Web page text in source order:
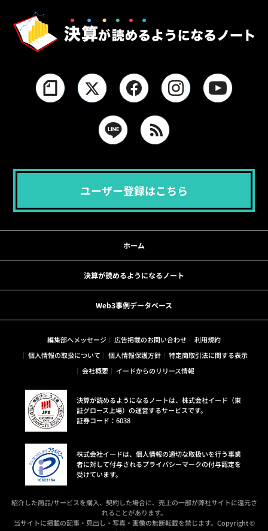
ユーザー登録はこちら
ホーム
決算が読めるようになるノート
Web3事例データベース
編集部へメッセージ 広告掲載のお問い合わせ
利用規約
個人情報の取扱について
個人情報保護方針
特定商取引法に関する表示
会社概要
イードからのリリース情報
決算が読めるようになるノートは、株式会社イード（東
証グロース上場）の運営するサービスです。
証券コード：6038
株式会社イードは、個人情報の適切な取扱いを行う事業
者に対して付与されるプライバシーマークの付与認定を
受けています。
紹介した商品/サービスを購入、契約した場合に、売上の一部が弊社サイトに還元さ
れることがあります。
当サイトに掲載の記事・見出し・写真・画像の無断転載を禁じます。Copyright ©